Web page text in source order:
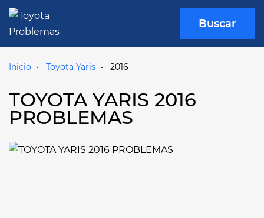
Buscar
Inicio Toyota Yaris 2016
TOYOTA YARIS 2016
PROBLEMAS